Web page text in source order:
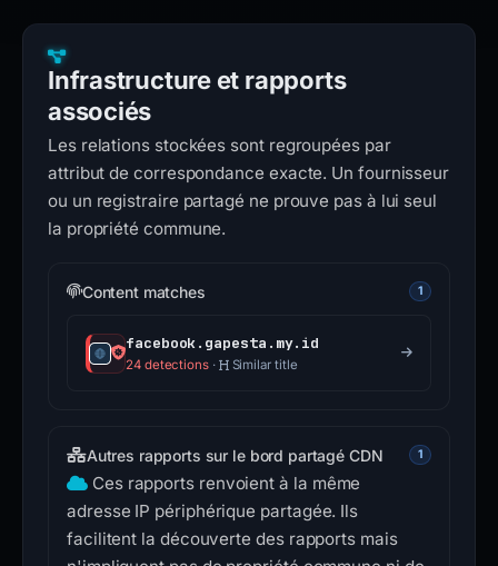
Infrastructure et rapports
associés
Les relations stockées sont regroupées par
attribut de correspondance exacte. Un fournisseur
ou un registraire partagé ne prouve pas à lui seul
la propriété commune.
Content matches 1
facebook.gapesta.my.id
24 detections· Similar title
Autres rapports sur le bord partagé CDN 1
Ces rapports renvoient à la même
adresse IP périphérique partagée. Ils
facilitent la découverte des rapports mais